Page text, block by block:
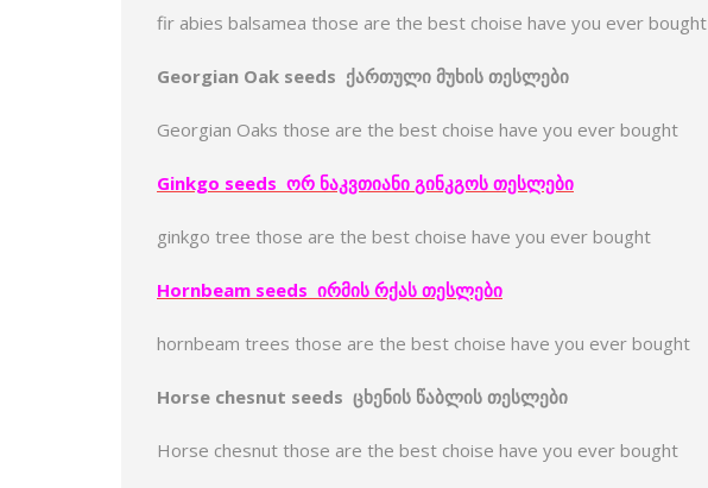
fir abies balsamea those are the best choise have you ever bought
Georgian Oak seeds ქართული მუხის თესლები
Georgian Oaks those are the best choise have you ever bought
Ginkgo seeds ორ ნაკვთიანი გინკგოს თესლები
ginkgo tree those are the best choise have you ever bought
Hornbeam seeds ირმის რქას თესლები
hornbeam trees those are the best choise have you ever bought
Horse chesnut seeds ცხენის წაბლის თესლები
Horse chesnut those are the best choise have you ever bought